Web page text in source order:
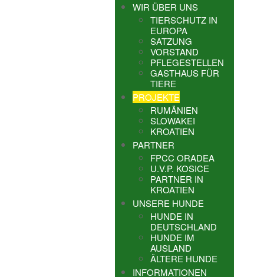
WIR ÜBER UNS
TIERSCHUTZ IN
EUROPA
SATZUNG
VORSTAND
PFLEGESTELLEN
GASTHAUS FÜR
TIERE
PROJEKTE
RUMÄNIEN
SLOWAKEI
KROATIEN
PARTNER
FPCC ORADEA
U.V.P. KOSICE
PARTNER IN
KROATIEN
UNSERE HUNDE
HUNDE IN
DEUTSCHLAND
HUNDE IM
AUSLAND
ÄLTERE HUNDE
INFORMATIONEN